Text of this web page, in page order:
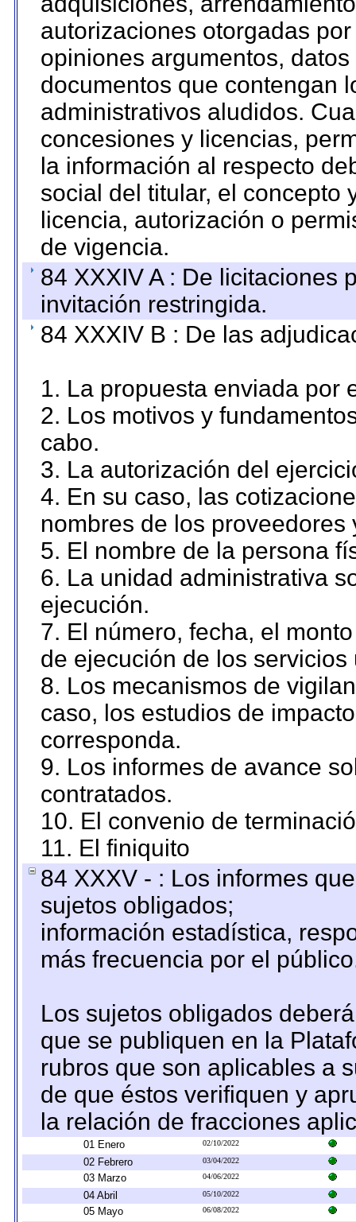
autorizaciones otorgadas
opiniones argumentos,
documentos que contengan
administrativos aludidos.
concesiones y licencias,
la información al respecto
social del titular, el concepto
licencia, autorización o
de vigencia.
84 XXXIV A : De licitaciones
invitación restringida.
84 XXXIV B : De las
1. La propuesta enviada por
2. Los motivos y
cabo.
3. La autorización del
4. En su caso, las
nombres de los proveedores
5. El nombre de la persona
6. La unidad administrativa
ejecución.
7. El número, fecha, el
de ejecución de los servicios
8. Los mecanismos de
caso, los estudios de
corresponda.
9. Los informes de avance
contratados.
10. El convenio de
11. El finiquito
84 XXXV - : Los informes
sujetos obligados;
información estadística,
más frecuencia por el
Los sujetos obligados
que se publiquen en la
rubros que son aplicables a
de que éstos verifiquen y
la relación de fracciones
01 Enero 02/10/2022
02 Febrero 03/04/2022
03 Marzo 04/06/2022
04 Abril 05/10/2022
05 Mayo 06/08/2022